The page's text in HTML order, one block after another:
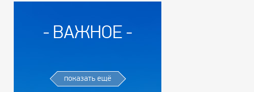
ВАЖНОЕ
показать ещё